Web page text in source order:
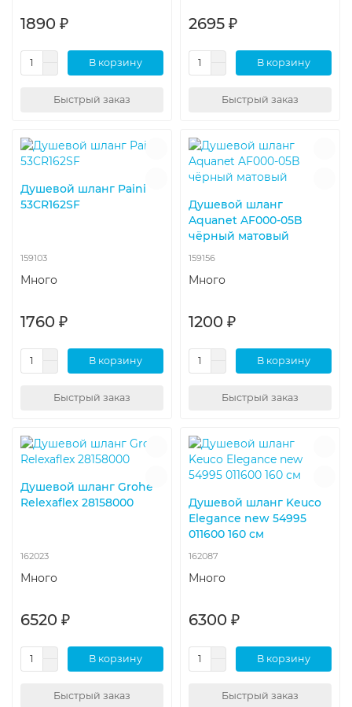
1890 ₽
В корзину
Быстрый заказ
2695 ₽
В корзину
Быстрый заказ
Душевой шланг Paini
53CR162SF
159103
Много
1760 ₽
В корзину
Быстрый заказ
Душевой шланг
Aquanet AF000-05B
чёрный матовый
159156
Много
1200 ₽
В корзину
Быстрый заказ
Душевой шланг Grohe
Relexaflex 28158000
162023
Много
6520 ₽
В корзину
Быстрый заказ
Душевой шланг Keuco
Elegance new 54995
011600 160 см
162087
Много
6300 ₽
В корзину
Быстрый заказ